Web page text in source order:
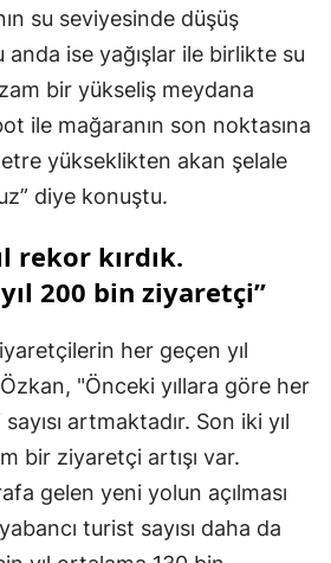
su seviyesinde düşüş
anda ise yağışlar ile birlikte su
bir yükseliş meydana
ile mağaranın son noktasına
yükseklikten akan şelale
diye konuştu.
rekor kırdık.
200 bin ziyaretçi”
her geçen yıl
Özkan, "Önceki yıllara göre her
artmaktadır. Son iki yıl
bir ziyaretçi artışı var.
gelen yeni yolun açılması
turist sayısı daha da